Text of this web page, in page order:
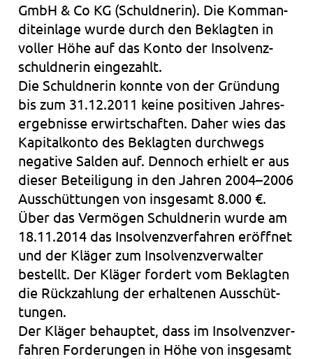
GmbH & Co KG (Schuld­ne­rin). Die Kom­man­
dit­ein­la­ge wurde durch den Beklag­ten in
vol­ler Höhe auf das Konto der Insol­venz­
schuld­ne­rin ein­ge­zahlt.
Die Schuld­ne­rin konn­te von der Grün­dung
bis zum 31.12.2011 keine posi­ti­ven Jah­res­
er­geb­nis­se erwirt­schaf­ten. Daher wies das
Kapi­tal­kon­to des Beklag­ten durch­wegs
nega­ti­ve Sal­den auf. Den­noch erhielt er aus
die­ser Betei­li­gung in den Jah­ren 2004–2006
Aus­schüt­tun­gen von ins­ge­samt 8.000 €.
Über das Ver­mö­gen Schuld­ne­rin wurde am
18.11.2014 das Insol­venz­ver­fah­ren eröff­net
und der Klä­ger zum Insol­venz­ver­wal­ter
bestellt. Der Klä­ger for­dert vom Beklag­ten
die Rück­zah­lung der erhal­te­nen Aus­schüt­
tun­gen.
Der Klä­ger behaup­tet, dass im Insol­venz­ver­
fah­ren For­de­run­gen in Höhe von ins­ge­samt